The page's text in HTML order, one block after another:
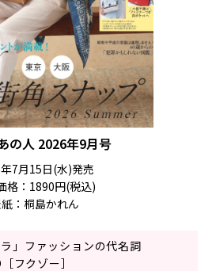
の人 2026年9月号
7月15日(水)発売
格：1890円(税込)
：桐島かれん
ラ」ファッションの代名詞
フクゾー］